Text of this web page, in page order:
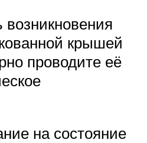
крышей
проводите её
на состояние